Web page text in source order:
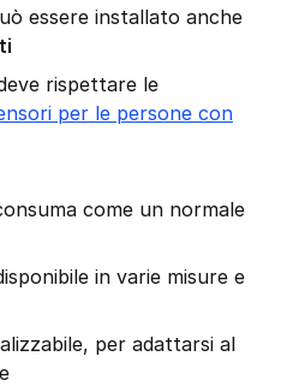
essere installato anche
rispettare le
per le persone con
come un normale
in varie misure e
per adattarsi al